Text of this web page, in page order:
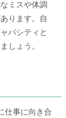
ミスや体調
ります。自
パシティと
しょう。
仕事に向き合